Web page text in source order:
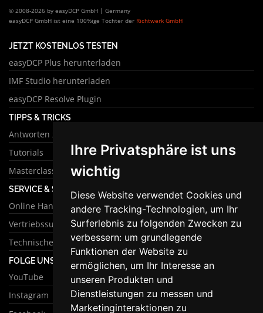
Ihre Privatsphäre ist uns
wichtig
Diese Website verwendet Cookies und
andere Tracking-Technologien, um Ihr
Surferlebnis zu folgenden Zwecken zu
verbessern: um grundlegende
Funktionen der Website zu
ermöglichen, um Ihr Interesse an
unseren Produkten und
Dienstleistungen zu messen und
Marketinginteraktionen zu
© 2008-2026 by easyDCP GmbH | Germany
easyDCP GmbH ist eine 100%ige Tochter der Richtwerk GmbH
JETZT KOSTENLOS TESTEN
easyDCP Plus herunterladen
IMF Studio herunterladen
easyDCP Resolve Plugin
TIPPS & TRICKS
Antworten zu häufigen Fragen
Tutorials
Masterclass
SERVICE & SUPPORT
Online Handbuch
Vertriebssupport
Technischer Support
FOLGE UNS
YouTube
Instagram